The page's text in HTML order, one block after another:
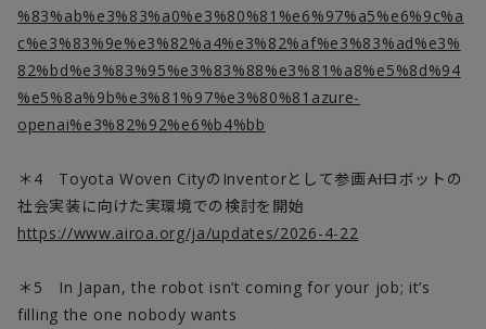
%83%ab%e3%83%a0%e3%80%81%e6%97%a5%e6%9c%a
c%e3%83%9e%e3%82%a4%e3%82%af%e3%83%ad%e3%
82%bd%e3%83%95%e3%83%88%e3%81%a8%e5%8d%94
%e5%8a%9b%e3%81%97%e3%80%81azure-
openai%e3%82%92%e6%b4%bb
＊4 Toyota Woven Cityの Inventorとして参画――AIロボットの
社会実装に向けた実環境での検討を開始
https://www.airoa.org/ja/updates/2026-4-22
＊5
In Japan, the robot isn’t coming for your job; it’s
filling the one nobody wants